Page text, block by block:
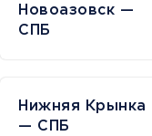
Новоазовск —
СПБ
Нижняя Крынка
— СПБ